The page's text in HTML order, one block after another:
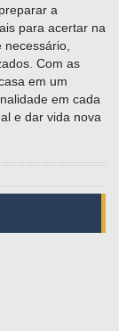
a
para acertar na
Com as
em um
em cada
e dar vida nova